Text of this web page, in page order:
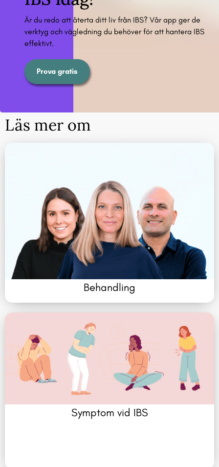
Är du redo att återta ditt liv från IBS? Vår app ger de
verktyg och vägledning du behöver för att hantera IBS
effektivt.
Prova gratis
Läs mer om
Behandling
Symptom vid IBS